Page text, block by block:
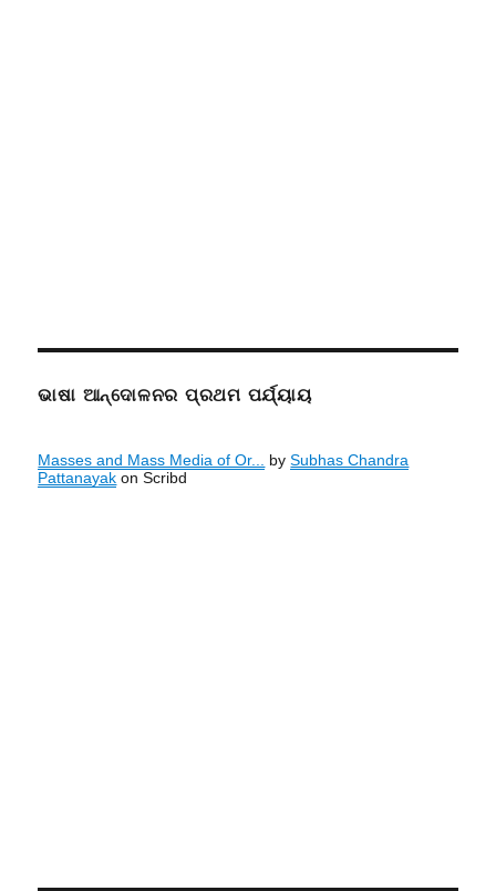
ଭାଷା ଆନ୍ଦୋଳନର ପ୍ରଥମ ପର୍ଯ୍ୟାୟ
Masses and Mass Media of Or... bySubhas Chandra
Pattanayak on Scribd